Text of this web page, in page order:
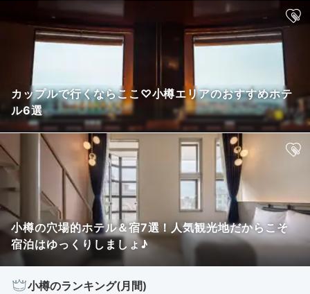
カップルで行くならここ♡小樽エリアのおすすめホテ
ル6選
小樽の穴場的ホテル＆宿7選！人気観光地だからこそ
宿泊はゆっくりしましょ♪
小樽のランキング(月間)